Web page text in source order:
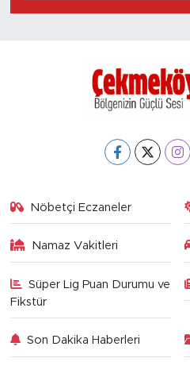
Nöbetçi Eczaneler
Namaz Vakitleri
Süper Lig Puan Durumu ve
Fikstür
Son Dakika Haberleri